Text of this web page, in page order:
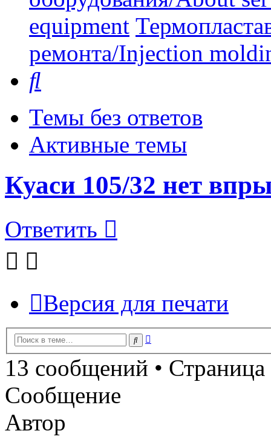
equipment
ремонта/Injection
Темы без ответов
Активные темы
Куаси 105/32 нет
Ответить
Версия для печати
Поиск
13 сообщений • Страница
Сообщение
Автор